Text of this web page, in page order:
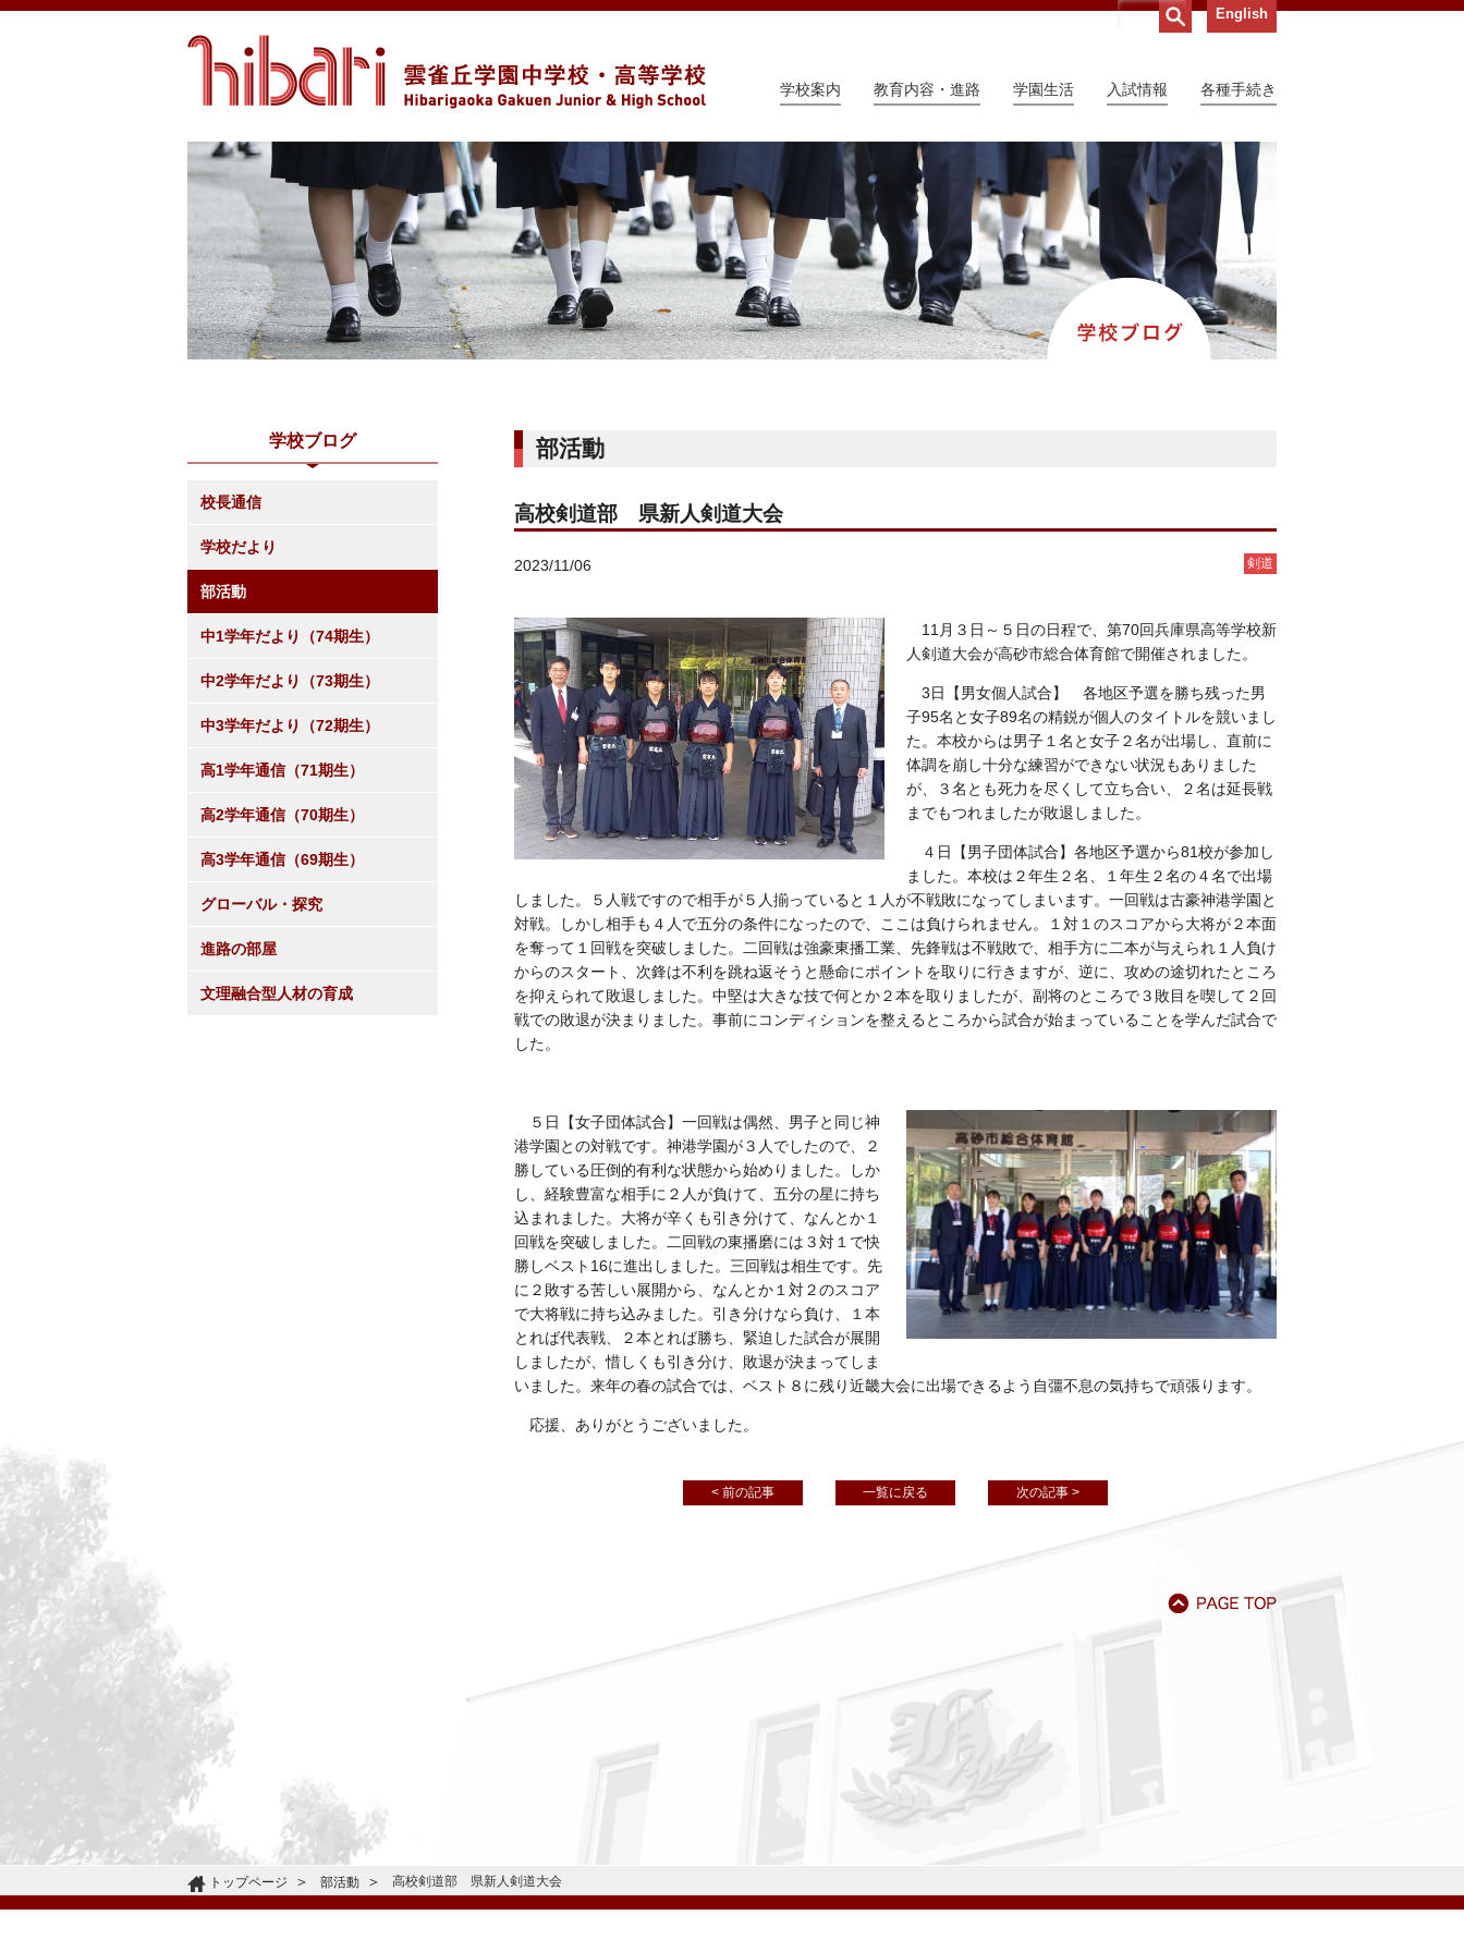
English
学校案内 教育内容・進路 学園生活 入試情報 各種手続き
部活動
高校剣道部 県新人剣道大会
2023/11/06 剣道
11月３日～５日の日程で、 第70回兵庫県高等学校新
人剣道大会が高砂市総合体育館で開催されました。
3日【男女個人試合】 各地区予選を勝ち残った男
子95名と女子89名の精鋭が個人のタイトルを競いまし
た。本校からは男子１名と女子２名が出場し、直前に
体調を崩し十分な練習ができない状況もありました
が、３名とも死力を尽くして立ち合い、２名は延長戦
までもつれましたが敗退しました。
４日【男子団体試合】各地区予選から81校が参加し
ました。本校は２年生２名、１年生２名の４名で出場
しました。５人戦ですので相手が５人揃っていると１人が不戦敗になってしまいます。一回戦は古豪神港学園と
対戦。しかし相手も４人で五分の条件になったので、ここは負けられません。１対１のスコアから大将が２本面
を奪って１回戦を突破しました。二回戦は強豪東播工業、先鋒戦は不戦敗で、相手方に二本が与えられ１人負け
からのスタート、次鋒は不利を跳ね返そうと懸命にポイントを取りに行きますが、逆に、攻めの途切れたところ
を抑えられて敗退しました。中堅は大きな技で何とか２本を取りましたが、副将のところで３敗目を喫して２回
戦での敗退が決まりました。事前にコンディションを整えるところから試合が始まっていることを学んだ試合で
した。
５日【女子団体試合】一回戦は偶然、男子と同じ神
港学園との対戦です。神港学園が３人でしたので、２
勝している圧倒的有利な状態から始めりました。しか
し、経験豊富な相手に２人が負けて、五分の星に持ち
込まれました。大将が辛くも引き分けて、なんとか１
回戦を突破しました。二回戦の東播磨には３対１で快
勝しベスト16に進出しました。三回戦は相生です。先
に２敗する苦しい展開から、なんとか１対２のスコア
で大将戦に持ち込みました。引き分けなら負け、１本
とれば代表戦、２本とれば勝ち、緊迫した試合が展開
しましたが、惜しくも引き分け、敗退が決まってしま
いました。来年の春の試合では、ベスト８に残り近畿大会に出場できるよう自彊不息の気持ちで頑張ります。
応援、ありがとうございました。
< 前の記事 一覧に戻る 次の記事 >
学校ブログ
校長通信
学校だより
部活動
中1学年だより（74期生）
中2学年だより（73期生）
中3学年だより（72期生）
高1学年通信（71期生）
高2学年通信（70期生）
高3学年通信（69期生）
グローバル・探究
進路の部屋
文理融合型人材の育成
トップページ 部活動 高校剣道部 県新人剣道大会